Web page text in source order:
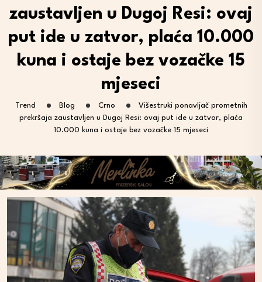
zaustavljen u Dugoj Resi: ovaj
put ide u zatvor, plaća 10.000
kuna i ostaje bez vozačke 15
mjeseci
Trend Blog Crno
Višestruki ponavljač prometnih
prekršaja zaustavljen u Dugoj Resi: ovaj put ide u zatvor, plaća
10.000 kuna i ostaje bez vozačke 15 mjeseci